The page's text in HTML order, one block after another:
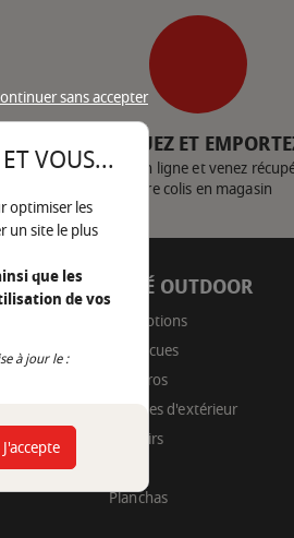
CLIQUEZ ET
Achetez en ligne et venez
votre colis en magasin
CÔTÉ OUTDOOR
Promotions
Barbecues
Braseros
Cuisines d'extérieur
Fumoirs
Planchas
sans accepter
VOUS...
optimiser les
un site le plus
que les
de vos
à jour le :
J'accepte